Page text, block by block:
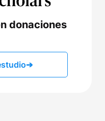
donaciones
➔